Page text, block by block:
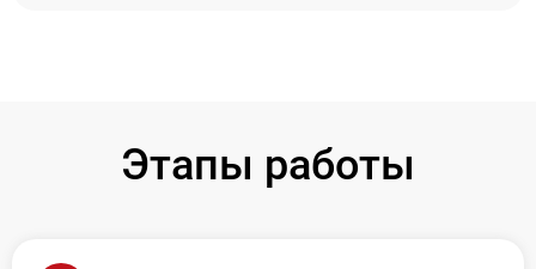
Этапы работы